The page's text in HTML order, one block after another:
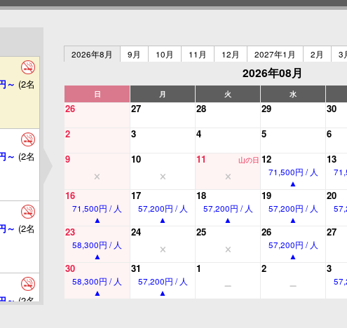
～ (2名
～ (2名
～ (2名
～(2名
2026年8月
9月 10月 11月 12月 2027年1月 2月 3
2026年08月
日 月 火 水
26 27 28 29 30
2
3 4 5 6
9
10 11 山の日 12
71,500円 / 人
13
16
71,500円 / 人
17
57,200円 / 人
18
57,200円 / 人
19
57,200円 / 人
20
23
58,300円 / 人
24 25 26
57,200円 / 人
27
30
58,300円 / 人
31
57,200円 / 人
1 2 3